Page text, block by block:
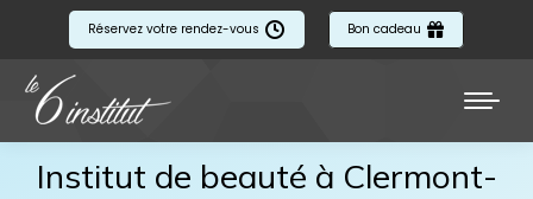
Réservez votre rendez-vous Bon cadeau
Institut de beauté à Clermont-